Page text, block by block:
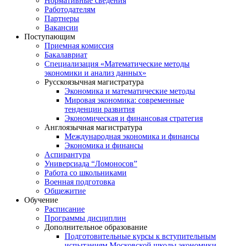
Работодателям
Партнеры
Вакансии
Поступающим
Приемная комиссия
Бакалавриат
Специализация «Математические методы
экономики и анализ данных»
Русскоязычная магистратура
Экономика и математические методы
Мировая экономика: современные
тенденции развития
Экономическая и финансовая стратегия
Англоязычная магистратура
Международная экономика и финансы
Экономика и финансы
Аспирантура
Универсиада “Ломоносов”
Работа со школьниками
Военная подготовка
Общежитие
Обучение
Расписание
Программы дисциплин
Дополнительное образование
Подготовительные курсы к вступительным